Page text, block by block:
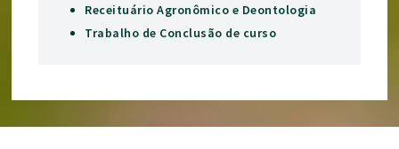
Receituário Agronômico e Deontologia
Trabalho de Conclusão de curso